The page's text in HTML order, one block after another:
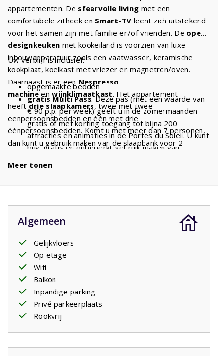
appartementen. De sfeervolle living met een
comfortabele zithoek en Smart-TV leent zich uitstekend
voor het samen zijn met familie en/of vrienden. De open
designkeuken met kookeiland is voorzien van luxe
inbouwapparatuur zoals een vaatwasser, keramische
kookplaat, koelkast met vriezer en magnetron/oven.
Daarnaast is er een Nespresso
machineenwijnklimaatkast. Het appartement
heeftdrie slaapkamers, twee met twee
eenpersoonsbedden en één met drie
éénpersoonsbedden. Komt u met meer dan 7 personen,
dan kunt u gebruik maken van de slaapbank voor 2
eenensuite badkamer
derde toilet in het penthouse.
Uw verblijf is inclusief:
opgemaakte bedden
gratis Multi Pass. Deze pas (met een waarde van
€ 90 p.p. per week) geeft u in de zomermaanden
gratis of met korting toegang tot bijna 200
attracties en animaties in de Portes du Soleil. U kunt
bijv. gratis en onbeperkt gebruik maken van
Meer tonen
Algemeen
Gelijkvloers
Op etage
Wifi
Balkon
Inpandige parking
Privé parkeerplaats
Rookvrij